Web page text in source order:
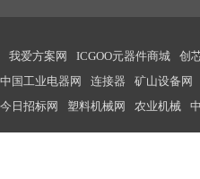
我爱方案网 ICGOO元器件商城 创
中国工业电器网
连接器 矿山设备网
今日招标网
塑料机械网 农业机械